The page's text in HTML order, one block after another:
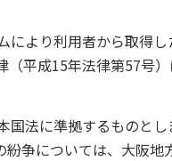
より利用者から取得
平成15年法律第57号
法に準拠するものと
争については、大阪地